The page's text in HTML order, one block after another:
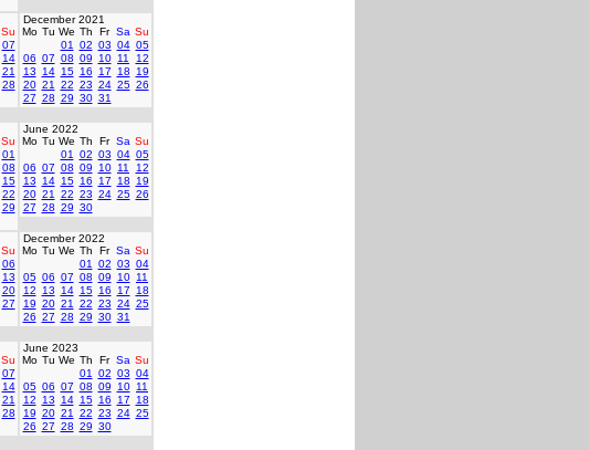
Su
07
14
21
28
December 2021
Mo Tu We Th Fr Sa Su
01
02 03 04 05
06 07 08 09 10 11
12
13
14 15 16 17 18
19
20 21 22 23 24 25 26
27 28 29 30 31
Su
01
08
15
22
29
June 2022
Mo Tu We Th Fr Sa Su
01
02 03 04 05
06 07 08 09 10 11
12
13
14 15 16 17 18
19
20 21 22 23 24 25 26
27 28 29 30
Su
06
13
20
27
December 2022
Mo Tu We Th Fr Sa Su
01
02 03 04
05 06 07 08 09 10 11
12
13 14 15 16 17
18
19 20 21 22 23 24 25
26 27 28 29 30 31
Su
07
14
21
28
June 2023
Mo Tu We Th Fr Sa Su
01
02 03 04
05 06 07 08 09 10 11
12
13 14 15 16 17
18
19 20 21 22 23 24 25
26 27 28 29 30